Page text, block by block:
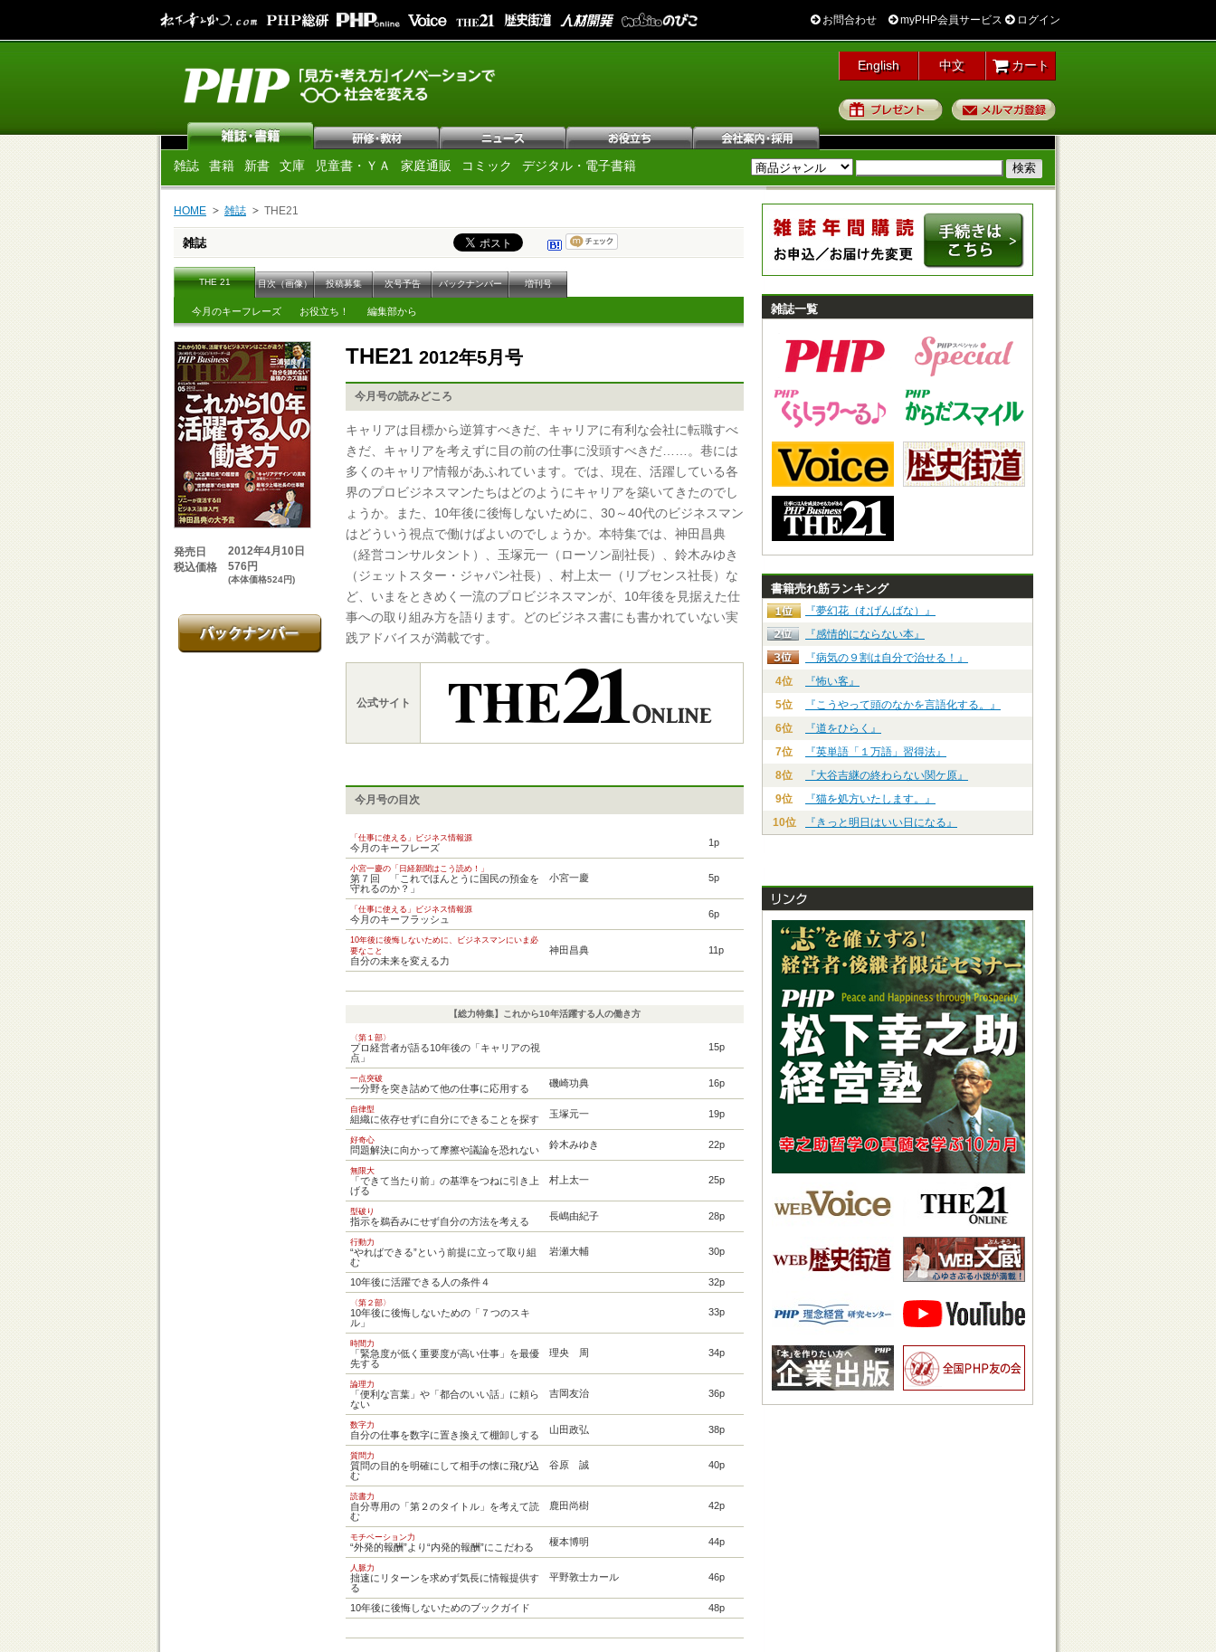
お問合わせ myPHP会員サービス ログイン
English 中文 カート
プレゼント
雑誌 書籍 新書 文庫 児童書・ＹＡ 家庭通販 コミック デジタル・電子書籍
HOME 雑誌 THE21
雑誌
THE 21 目次（画像） 投稿募集 次号予告 バックナンバー 増刊号
今月のキーフレーズ お役立ち！ 編集部から
発売日
2012年4月10日
税込価格
576円
(本体価格524円)
THE21 2012年5月号
今月号の読みどころ
キャリアは目標から逆算すべきだ、キャリアに有利な会社に転職すべ
きだ、キャリアを考えずに目の前の仕事に没頭すべきだ……。巷には
多くのキャリア情報があふれています。では、現在、活躍している各
界のプロビジネスマンたちはどのようにキャリアを築いてきたのでし
ょうか。また、10年後に後悔しないために、30～40代のビジネスマン
はどういう視点で働けばよいのでしょうか。本特集では、神田昌典
（経営コンサルタント）、玉塚元一（ローソン副社長）、鈴木みゆき
（ジェットスター・ジャパン社長）、村上太一（リブセンス社長）な
ど、いまをときめく一流のプロビジネスマンが、10年後を見据えた仕
事への取り組み方を語ります。どのビジネス書にも書かれていない実
践アドバイスが満載です。
公式サイト
今月号の目次
「仕事に使える」ビジネス情報源
今月のキーフレーズ 1p
小宮一慶の「日経新聞はこう読め！」
第７回 「これでほんとうに国民の預金を
守れるのか？」
小宮一慶 5p
「仕事に使える」ビジネス情報源
今月のキーフラッシュ 6p
10年後に後悔しないために、ビジネスマンにいま必
要なこと
自分の未来を変える力
神田昌典 11p
【総力特集】これから10年活躍する人の働き方
〈第１部〉
プロ経営者が語る10年後の「キャリアの視
点」
15p
一点突破
一分野を突き詰めて他の仕事に応用する 磯崎功典 16p
自律型
組織に依存せずに自分にできることを探す 玉塚元一 19p
好奇心
問題解決に向かって摩擦や議論を恐れない 鈴木みゆき 22p
無限大
「できて当たり前」の基準をつねに引き上
げる
村上太一 25p
型破り
指示を鵜呑みにせず自分の方法を考える 長嶋由紀子 28p
行動力
“やればできる”という前提に立って取り組
む
岩瀬大輔 30p
10年後に活躍できる人の条件４ 32p
〈第２部〉
10年後に後悔しないための「７つのスキ
ル」
33p
時間力
「緊急度が低く重要度が高い仕事」を最優
先する
理央 周 34p
論理力
「便利な言葉」や「都合のいい話」に頼ら
ない
吉岡友治 36p
数字力
自分の仕事を数字に置き換えて棚卸しする 山田政弘 38p
質問力
質問の目的を明確にして相手の懐に飛び込
む
谷原 誠 40p
読書力
自分専用の「第２のタイトル」を考えて読
む
鹿田尚樹 42p
モチベーション力
“外発的報酬”より“内発的報酬”にこだわる 榎本博明 44p
人脈力
拙速にリターンを求めず気長に情報提供す
る
平野敦士カール 46p
10年後に後悔しないためのブックガイド 48p
雑誌一覧
書籍売れ筋ランキング
『夢幻花（むげんばな）』
『感情的にならない本』
『病気の９割は自分で治せる！』
4位
『怖い客』
5位
『こうやって頭のなかを言語化する。』
6位
『道をひらく』
7位
『英単語「１万語」習得法』
8位
『大谷吉継の終わらない関ケ原』
9位
『猫を処方いたします。』
10位
『きっと明日はいい日になる』